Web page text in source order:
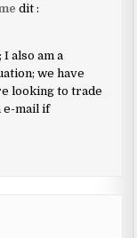
dit :
also am a
we have
looking to trade
e-mail if